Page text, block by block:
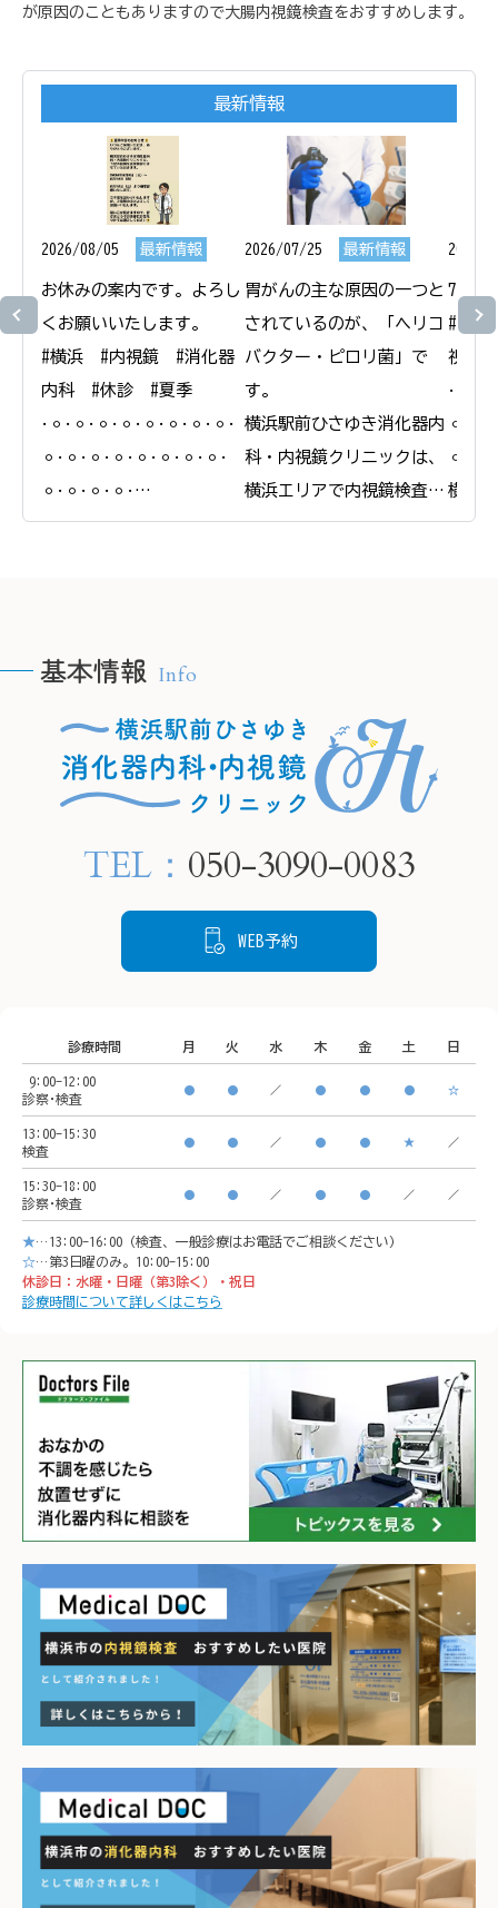
が原因のこともありますので大腸内視鏡検査をおすすめします。
最新情報
2026/08/05 最新情報
お休みの案内です。よろし
くお願いいたします。
#横浜　#内視鏡　#消化器
内科　#休診　#夏季
𐄁𐄙𐄁𐄙𐄁𐄙𐄁𐄙𐄁𐄙𐄁𐄙𐄁𐄙𐄁𐄙𐄁
𐄙𐄁𐄙𐄁𐄙𐄁𐄙𐄁𐄙𐄁𐄙𐄁𐄙𐄁𐄙𐄁
𐄙𐄁𐄙𐄁𐄙𐄁𐄙𐄁
横浜駅前ひさゆき消化器内
🫧HPの予約フォームより、
24時間ご要約可能です🫧
プロフィールリンクから
神奈川県横浜市西区南幸２
🚃アクセス方法
横浜駅西口　徒歩5分
イオンモール「CeeU
yokohama」9階
※イオン内に地下駐車場あ
り
𐄁𐄙𐄁𐄙𐄁𐄙𐄁𐄙𐄁𐄙𐄁𐄙𐄁𐄙𐄁𐄙𐄁
𐄙𐄁𐄙𐄁𐄙𐄁𐄙𐄁
2026/07/25 最新情報
胃がんの主な原因の一つと
されているのが、「ヘリコ
バクター・ピロリ菌」で
す。
横浜駅前ひさゆき消化器内
科・内視鏡クリニックは、
横浜エリアで内視鏡検査と
合わせたピロリ菌の検査・
当院では内視鏡検査で胃の
粘膜の状態を確認し、感染
が疑われる場合は組織を採
です。
2026/
7月19
#横浜
視鏡
横浜
科・
🚃ア
横浜
※イ
り
基本情報 Info
TEL： 050-3090-0083
WEB予約
診療時間 月 火 水 木 金 土 日
9:00-12:00
診察･検査
● ● ／ ● ● ● ☆
13:00-15:30
検査
● ● ／ ● ● ★ ／
15:30-18:00
診察･検査
● ● ／ ● ● ／ ／
★…13:00-16:00（検査、一般診療はお電話でご相談ください）
☆…第3日曜のみ。10:00-15:00
休診日：水曜・日曜（第3除く）・祝日
診療時間について詳しくはこちら